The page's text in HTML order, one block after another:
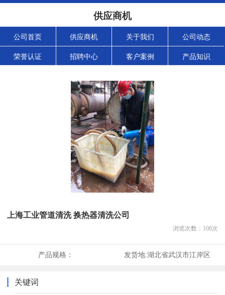
供应商机
公司首页 供应商机 关于我们 公司动态
荣誉认证 招聘中心 客户案例 产品知识
上海工业管道清洗 换热器清洗公司
浏览次数： 108次
产品规格： 发货地:湖北省武汉市江岸区
关键词